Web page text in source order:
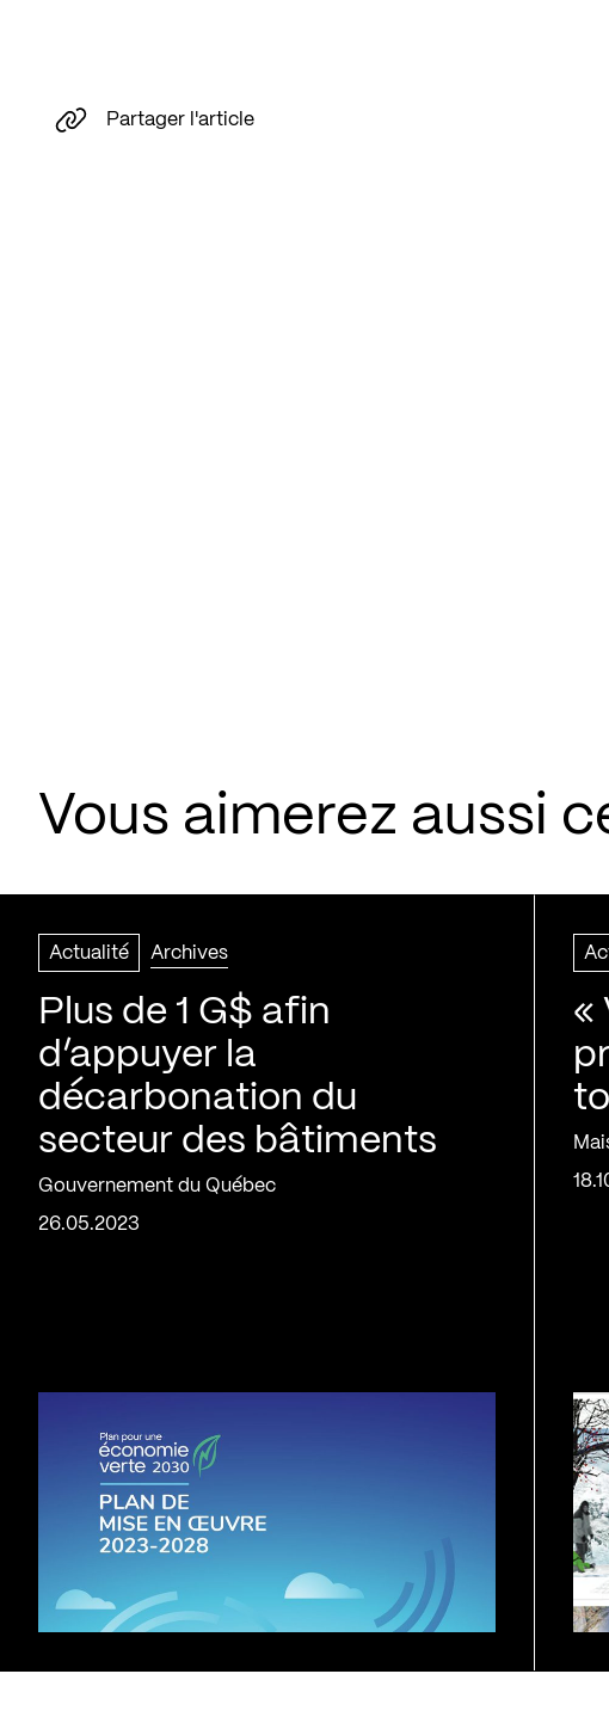
Partager l'article
Vous aimerez aussi
Actualité Archives
Plus de 1 G$ afin
d’appuyer la
décarbonation du
secteur des bâtiments
Gouvernement du Québec
26.05.2023
«